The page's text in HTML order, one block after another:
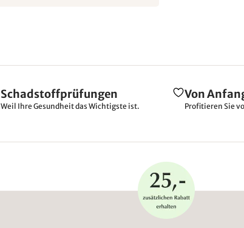
Schadstoffprüfungen
Weil Ihre Gesundheit das Wichtigste ist.
Von
Profitieren Sie